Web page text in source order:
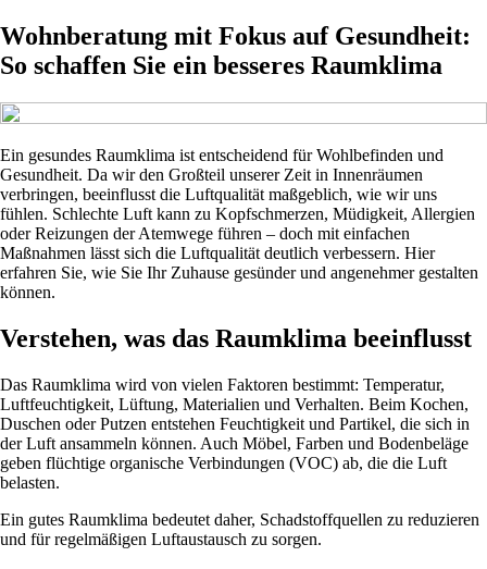
Wohnberatung mit Fokus auf Gesundheit:
So schaffen Sie ein besseres Raumklima
Ein gesundes Raumklima ist entscheidend für Wohlbefinden und
Gesundheit. Da wir den Großteil unserer Zeit in Innenräumen
verbringen, beeinflusst die Luftqualität maßgeblich, wie wir uns
fühlen. Schlechte Luft kann zu Kopfschmerzen, Müdigkeit, Allergien
oder Reizungen der Atemwege führen – doch mit einfachen
Maßnahmen lässt sich die Luftqualität deutlich verbessern. Hier
erfahren Sie, wie Sie Ihr Zuhause gesünder und angenehmer gestalten
können.
Verstehen, was das Raumklima beeinflusst
Das Raumklima wird von vielen Faktoren bestimmt: Temperatur,
Luftfeuchtigkeit, Lüftung, Materialien und Verhalten. Beim Kochen,
Duschen oder Putzen entstehen Feuchtigkeit und Partikel, die sich in
der Luft ansammeln können. Auch Möbel, Farben und Bodenbeläge
geben flüchtige organische Verbindungen (VOC) ab, die die Luft
belasten.
Ein gutes Raumklima bedeutet daher, Schadstoffquellen zu reduzieren
und für regelmäßigen Luftaustausch zu sorgen.